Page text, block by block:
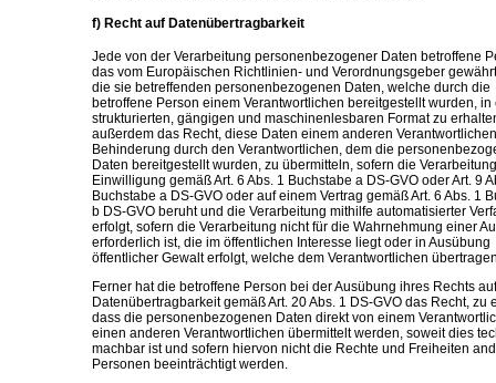
f) Recht auf Datenübertragbarkeit
Jede von der Verarbeitung personenbezogener Daten betroffene
das vom Europäischen Richtlinien- und Verordnungsgeber
die sie betreffenden personenbezogenen Daten, welche durch die
betroffene Person einem Verantwortlichen bereitgestellt wurden, in
strukturierten, gängigen und maschinenlesbaren Format zu
außerdem das Recht, diese Daten einem anderen
Behinderung durch den Verantwortlichen, dem die
Daten bereitgestellt wurden, zu übermitteln, sofern die
Einwilligung gemäß Art. 6 Abs. 1 Buchstabe a DS-GVO oder Art. 9
Buchstabe a DS-GVO oder auf einem Vertrag gemäß Art. 6 Abs. 1
b DS-GVO beruht und die Verarbeitung mithilfe automatisierter
erfolgt, sofern die Verarbeitung nicht für die Wahrnehmung einer
erforderlich ist, die im öffentlichen Interesse liegt oder in Ausübung
öffentlicher Gewalt erfolgt, welche dem Verantwortlichen
Ferner hat die betroffene Person bei der Ausübung ihres Rechts auf
Datenübertragbarkeit gemäß Art. 20 Abs. 1 DS-GVO das Recht, zu
dass die personenbezogenen Daten direkt von einem
einen anderen Verantwortlichen übermittelt werden, soweit dies
machbar ist und sofern hiervon nicht die Rechte und Freiheiten
Personen beeinträchtigt werden.